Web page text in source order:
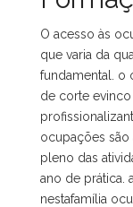
O acesso às
que varia da
fundamental. o
de corte
ocupações são
pleno das
ano de prática.
nestafamília